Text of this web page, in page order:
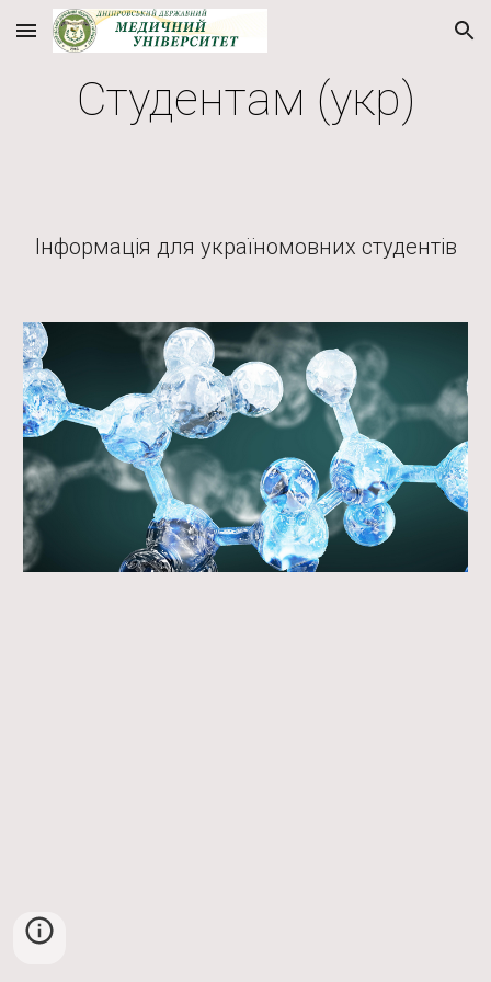
Skip to main content Skip to navigation
Студентам (укр)
Інформація для україномовних студентів